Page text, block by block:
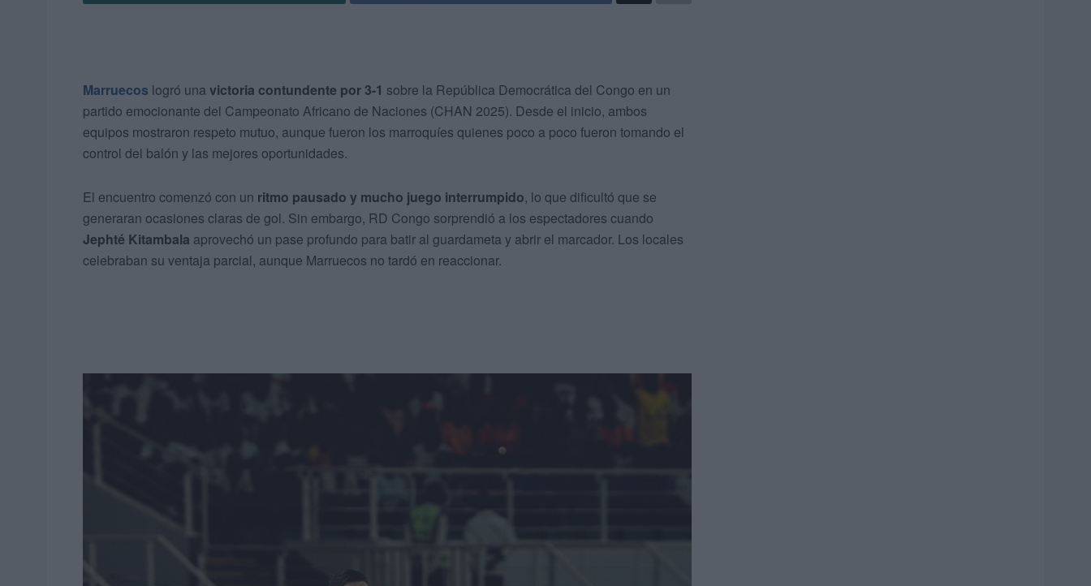
Marruecos logró una victoria contundente por 3-1 sobre la República Democrática del Congo en un
partido emocionante del Campeonato Africano de Naciones (CHAN 2025). Desde el inicio, ambos
equipos mostraron respeto mutuo, aunque fueron los marroquíes quienes poco a poco fueron tomando el
control del balón y las mejores oportunidades.
El encuentro comenzó con un ritmo pausado y mucho juego interrumpido, lo que dificultó que se
generaran ocasiones claras de gol. Sin embargo, RD Congo sorprendió a los espectadores cuando
Jephté Kitambala aprovechó un pase profundo para batir al guardameta y abrir el marcador. Los locales
celebraban su ventaja parcial, aunque Marruecos no tardó en reaccionar.